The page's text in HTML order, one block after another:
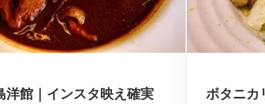
洋館｜インスタ映え確実
ボタニカ